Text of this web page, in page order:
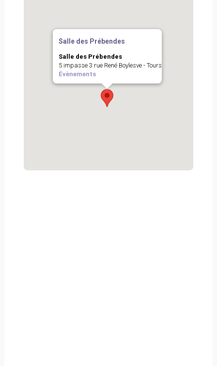
Salle des Prébendes
Salle des Prébendes
5 impasse 3 rue René Boylesve - Tours
Évènements